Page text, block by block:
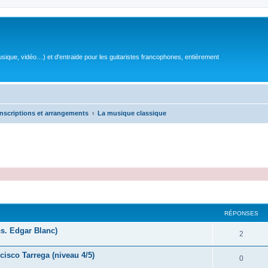
vidéo…) et d'entraide pour les guitaristes francophones, entièrement
et arrangements La musique classique
RÉPONSES
Edgar Blanc) 2R
é
Tarrega (niveau 4/5) 0R